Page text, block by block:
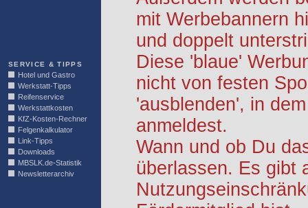
SERVICE & TIPPS
Hotel und Gastro
Werkstatt-Tipps
Reifenservice
Werkstattkosten
KfZ-Kosten-Rechner
Felgenkalkulator
Link-Tipps
Downloads
MBSLK.de-Statistik
Newsletterarchiv
mit Werbebannern
und doppelt
Diese 'blaue'
nicht von festen
'ausblenden', in
anmeldest.
Wann und ob Du
überlassen. Es gibt